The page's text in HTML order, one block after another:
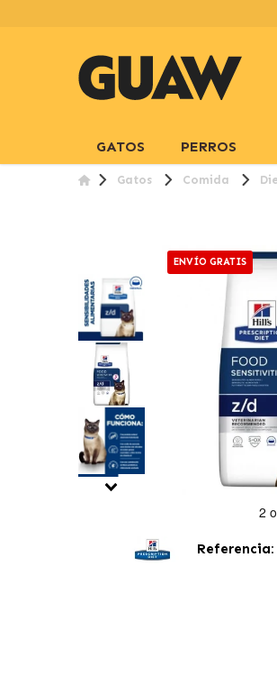
GATOS PERROS
Gatos Comida
ENVÍO GRATIS
Referencia: